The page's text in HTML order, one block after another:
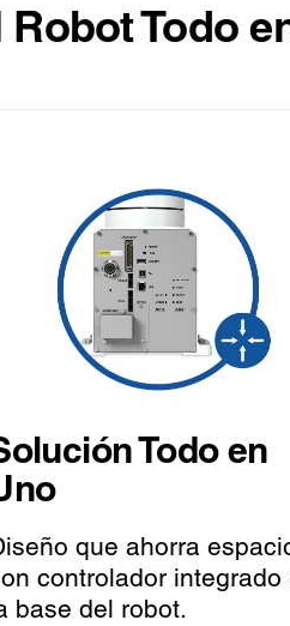
Todo
Todo en
que ahorra
controlador integrado
base del robot.